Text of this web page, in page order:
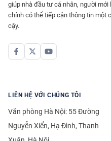
giúp nhà đầu tư cá nhân, người
chính có thể tiếp cận thông tin một
cậy.
LIÊN HỆ VỚI CHÚNG TÔI
Văn phòng Hà Nội: 55 Đường
Nguyễn Xiển, Hạ Đình, Thanh